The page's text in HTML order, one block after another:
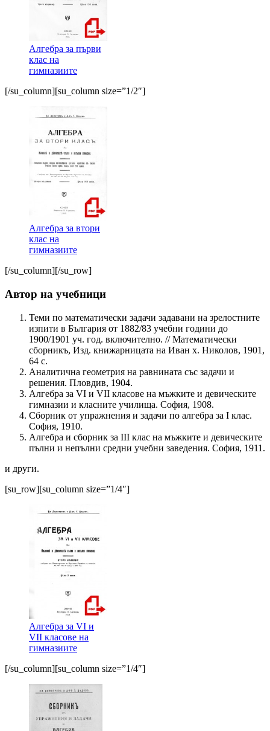
Алгебра за първи
клас на
гимназиите
[/su_column][su_column size=”1/2″]
Алгебра за втори
клас на
гимназиите
[/su_column][/su_row]
Автор на учебници
Теми по математически задачи задавани на зрелостните
изпити в България от 1882/83 учебни години до
1900/1901 уч. год. включително. // Математически
сборникъ, Изд. книжарницата на Иван х. Николов, 1901,
64 с.
Аналитична геометрия на равнината със задачи и
решения. Пловдив, 1904.
Алгебра за VI и VII класове на мъжките и девическите
гимназии и класните училища. София, 1908.
Сборник от упражнения и задачи по алгебра за I клас.
София, 1910.
Алгебра и сборник за III клас на мъжките и девическите
пълни и непълни средни учебни заведения. София, 1911.
и други.
[su_row][su_column size=”1/4″]
Алгебра за VI и
VII класoве на
гимназиите
[/su_column][su_column size=”1/4″]